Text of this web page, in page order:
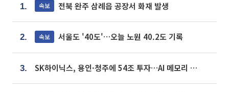
1. 속보 전북 완주 삼례읍 공장서 화재 발생
2. 속보 서울도 '40도'…오늘 노원 40.2도 기록
3. SK하이닉스, 용인·청주에 54조 투자…AI 메모리 생산기지 키운다